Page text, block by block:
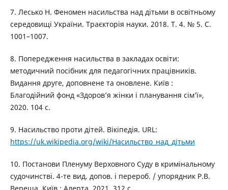
7. Лесько Н. Феномен насильства над дітьми в освітньому
середовищі України. Траєкторія науки. 2018. Т. 4. № 5. С.
1001–1007.
8. Попередження насильства в закладах освіти:
методичний посібник для педагогічних працівників.
Видання друге, доповнене та оновлене. Київ :
Благодійний фонд «Здоров’я жінки і планування сім’ї»,
2020. 104 с.
9. Насильство проти дітей. Вікіпедія. URL:
https://uk.wikipedia.org/wiki/Насильство_над_дітьми
10. Постанови Пленуму Верховного Суду в кримінальному
судочинстві. 4-те вид. допов. і перероб. / упорядник Р.В.